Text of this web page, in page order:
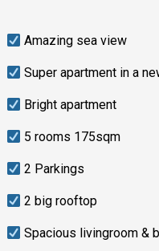
Amazing sea view
Super apartment in a
Bright apartment
5 rooms 175sqm
2 Parkings
2 big rooftop
Spacious livingroom &